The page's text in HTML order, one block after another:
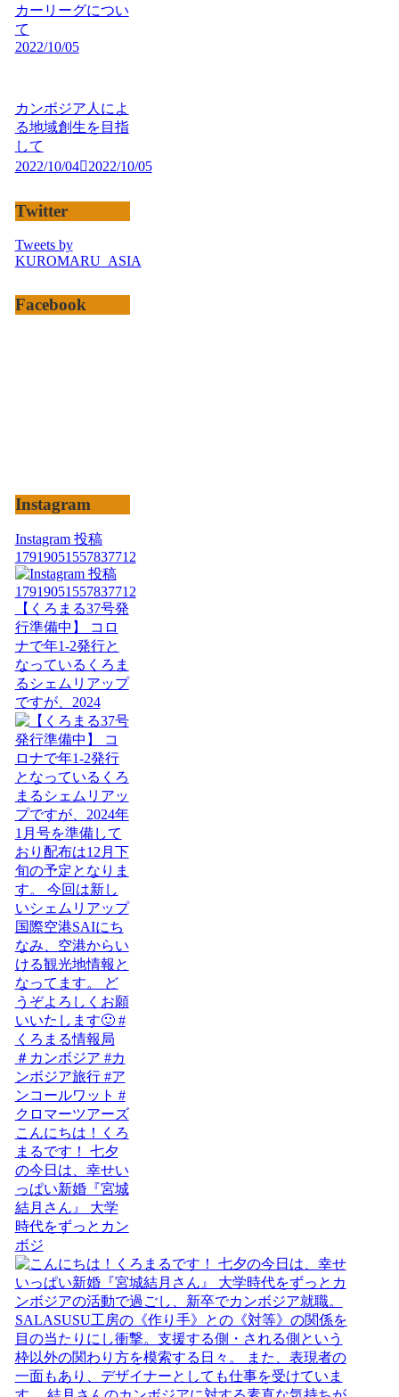
カーリーグについ
て
2022/10/05
カンボジア人によ
る地域創生を目指
して
2022/10/04
2022/10/05
Twitter
Tweets by
KUROMARU_ASIA
Facebook
Instagram
Instagram 投稿
17919051557837712
【くろまる37号発
行準備中】 コロ
ナで年1-2発行と
なっているくろま
るシェムリアップ
ですが、2024
こんにちは！くろ
まるです！ 七夕
の今日は、幸せい
っぱい新婚『宮城
結月さん』 大学
時代をずっとカン
ボジ